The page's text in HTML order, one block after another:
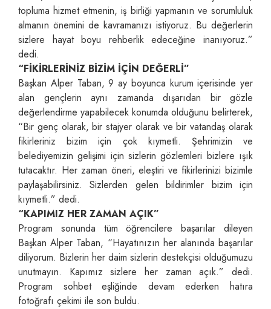
topluma hizmet etmenin, iş birliği yapmanın ve sorumluluk
almanın önemini de kavramanızı istiyoruz. Bu değerlerin
sizlere hayat boyu rehberlik edeceğine inanıyoruz.”
dedi.
“FİKİRLERİNİZ BİZİM İÇİN DEĞERLİ”
Başkan Alper Taban, 9 ay boyunca kurum içerisinde yer
alan gençlerin aynı zamanda dışarıdan bir gözle
değerlendirme yapabilecek konumda olduğunu belirterek,
“Bir genç olarak, bir stajyer olarak ve bir vatandaş olarak
fikirleriniz bizim için çok kıymetli. Şehrimizin ve
belediyemizin gelişimi için sizlerin gözlemleri bizlere ışık
tutacaktır. Her zaman öneri, eleştiri ve fikirlerinizi bizimle
paylaşabilirsiniz. Sizlerden gelen bildirimler bizim için
kıymetli.” dedi.
“KAPIMIZ HER ZAMAN AÇIK”
Program sonunda tüm öğrencilere başarılar dileyen
Başkan Alper Taban, “Hayatınızın her alanında başarılar
diliyorum. Bizlerin her daim sizlerin destekçisi olduğumuzu
unutmayın. Kapımız sizlere her zaman açık.” dedi.
Program sohbet eşliğinde devam ederken hatıra
fotoğrafı çekimi ile son buldu.